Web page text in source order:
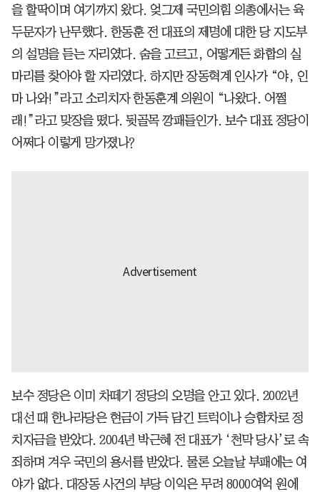
을 할딱이며 여기까지 왔다. 엊그제 국민의힘 의총에서는 육
두문자가 난무했다. 한동훈 전 대표의 제명에 대한 당 지도부
의 설명을 듣는 자리였다. 숨을 고르고, 어떻게든 화합의 실
마리를 찾아야 할 자리였다. 하지만 장동혁계 인사가 “야, 인
마 나와!”라고 소리치자 한동훈계 의원이 “나왔다. 어쩔
래!”라고 맞장을 떴다. 뒷골목 깡패들인가. 보수 대표 정당이
어쩌다 이렇게 망가졌나?
보수 정당은 이미 차떼기 정당의 오명을 안고 있다. 2002년
대선 때 한나라당은 현금이 가득 담긴 트럭이나 승합차로 정
치자금을 받았다. 2004년 박근혜 전 대표가 ‘천막 당사’로 속
죄하며 겨우 국민의 용서를 받았다. 물론 오늘날 부패에는 여
야가 없다. 대장동 사건의 부당 이익은 무려 8000여억 원에